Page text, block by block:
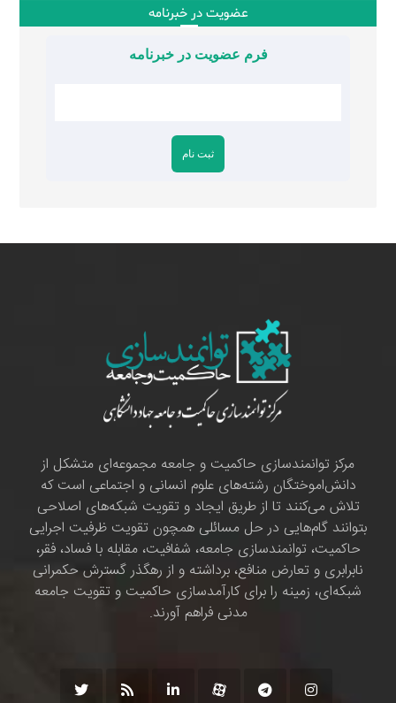
عضویت در خبرنامه
فرم عضویت در خبرنامه
مرکز توانمندسازی حاکمیت و جامعه مجموعه‌ای متشکل از
دانش‌اموختگان رشته‌های علوم انسانی و اجتماعی است که
تلاش می‌کنند تا از طریق ایجاد و تقویت شبکه‌های اصلاحی
بتوانند گام‌هایی در حل مسائلی همچون تقویت ظرفیت اجرایی
حاکمیت، توانمندسازی جامعه، شفافیت، مقابله با فساد، فقر،
نابرابری و تعارض منافع، برداشته و از رهگذر گسترش حکمرانی
شبکه‌ای، زمینه را برای کارآمدسازی حاکمیت و تقویت جامعه
مدنی فراهم آورند.